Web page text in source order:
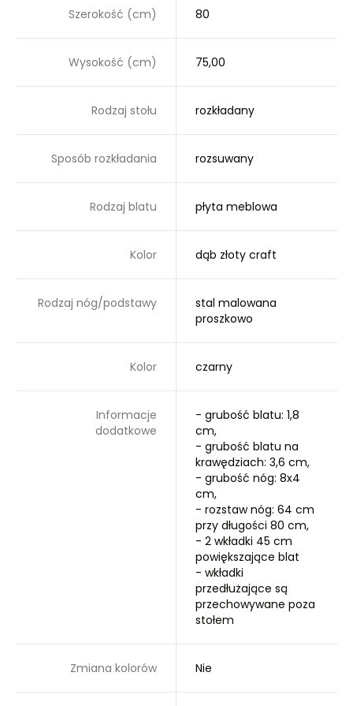
Szerokość (cm) 80
Wysokość (cm) 75,00
Rodzaj stołu rozkładany
Sposób rozkładania rozsuwany
Rodzaj blatu płyta meblowa
Kolor dąb złoty craft
Rodzaj nóg/podstawy
stal malowana
proszkowo
Kolor czarny
Informacje
dodatkowe
- grubość blatu: 1,8
cm,
- grubość blatu na
krawędziach: 3,6 cm,
- grubość nóg: 8x4
cm,
- rozstaw nóg: 64 cm
przy długości 80 cm,
- 2 wkładki 45 cm
powiększające blat
- wkładki
przedłużające są
przechowywane poza
stołem
Zmiana kolorów Nie